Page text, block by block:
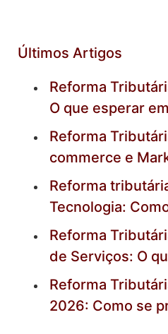
Últimos Artigos
Reforma
O que esperar
Reforma
commerce e
Reforma
Tecnologia:
Reforma
de Serviços: O
Reforma
2026: Como se